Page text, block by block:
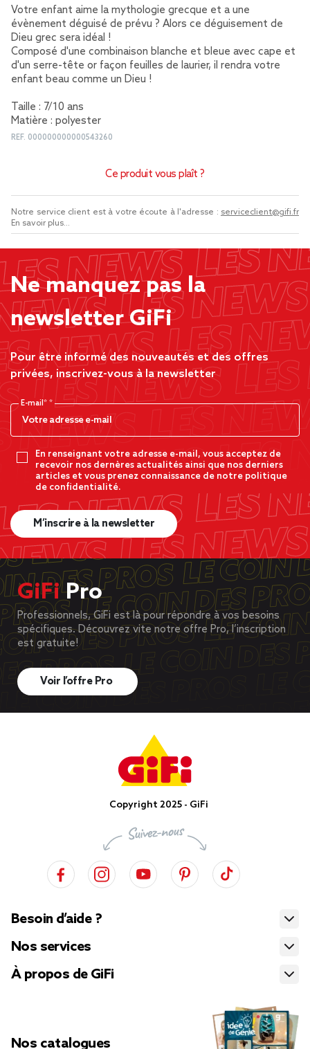
Votre enfant aime la mythologie grecque et a une
évènement déguisé de prévu ? Alors ce déguisement de
Dieu grec sera idéal !
Composé d'une combinaison blanche et bleue avec cape et
d'un serre-tête or façon feuilles de laurier, il rendra votre
enfant beau comme un Dieu !
Taille : 7/10 ans
Matière : polyester
REF. 000000000000543260
Ce produit vous plaît ?
Notre service client est à votre écoute à l'adresse : serviceclient@gifi.fr
En savoir plus...
Ne manquez pas la
newsletter GiFi
Pour être informé des nouveautés et des offres
privées, inscrivez-vous à la newsletter
E-mail*
En renseignant votre adresse e-mail, vous acceptez de
recevoir nos dernères actualités ainsi que nos derniers
articles et vous prenez connaissance de notre politique
de confidentialité.
M’inscrire à la newsletter
GiFiPro
Professionnels, GiFi est là pour répondre à vos besoins
spécifiques. Découvrez vite notre offre Pro, l’inscription
est gratuite!
Voir l’offre Pro
Copyright 2025 - GiFi
Besoin d’aide ?
Nos services
À propos de GiFi
Nos catalogues